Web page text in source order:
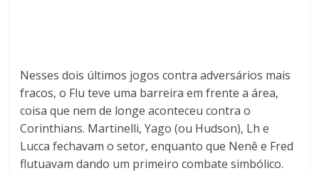
Nesses dois últimos jogos contra adversários mais
fracos, o Flu teve uma barreira em frente a área,
coisa que nem de longe aconteceu contra o
Corinthians. Martinelli, Yago (ou Hudson), Lh e
Lucca fechavam o setor, enquanto que Nenê e Fred
flutuavam dando um primeiro combate simbólico.